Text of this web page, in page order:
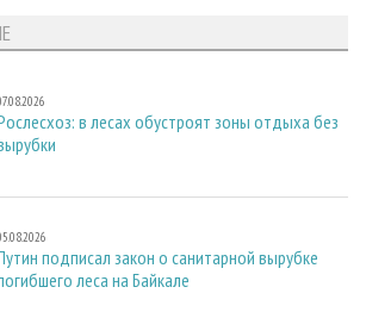
в лесах обустроят зоны отдыха без
подписал закон о санитарной вырубке
леса на Байкале